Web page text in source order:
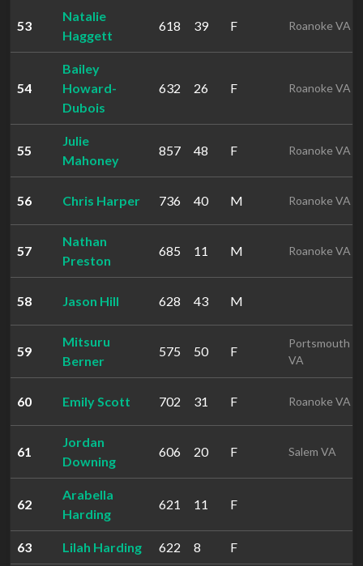
53
Natalie
Haggett
618 39 F Roanoke VA
54
Bailey
Howard-
Dubois
632 26 F Roanoke VA
55
Julie
Mahoney
857 48 F Roanoke VA
56 Chris Harper 736 40 M Roanoke VA
57
Nathan
Preston
685 11 M Roanoke VA
58 Jason Hill 628 43 M
59
Mitsuru
Berner
575 50 F
Portsmouth
VA
60 Emily Scott 702 31 F Roanoke VA
61
Jordan
Downing
606 20 F Salem VA
62
Arabella
Harding
621 11 F
63 Lilah Harding 622 8 F